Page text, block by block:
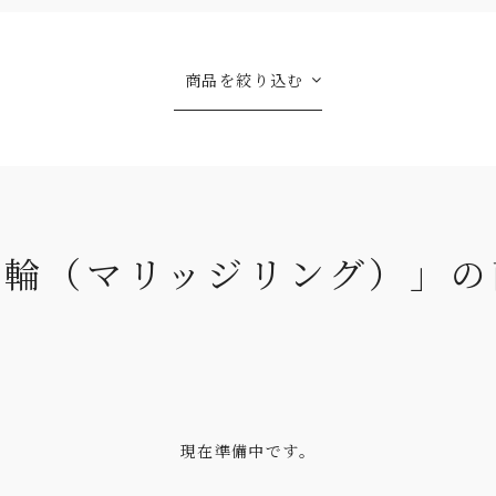
商品を絞り込む
（マリッジリング）」
現在準備中です。